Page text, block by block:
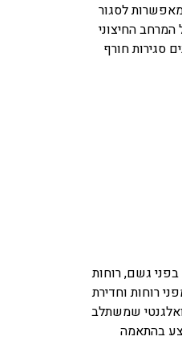
לסגור
החיצוני
סגירות חורף
בפני גשם, רוחות
רוחות וחדירת
ואלגנטי שמשתלב
בהתאמה